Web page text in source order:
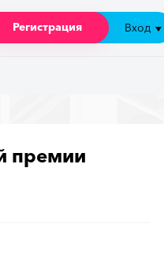
Регистрация Вход
Регистрация Вход
премии